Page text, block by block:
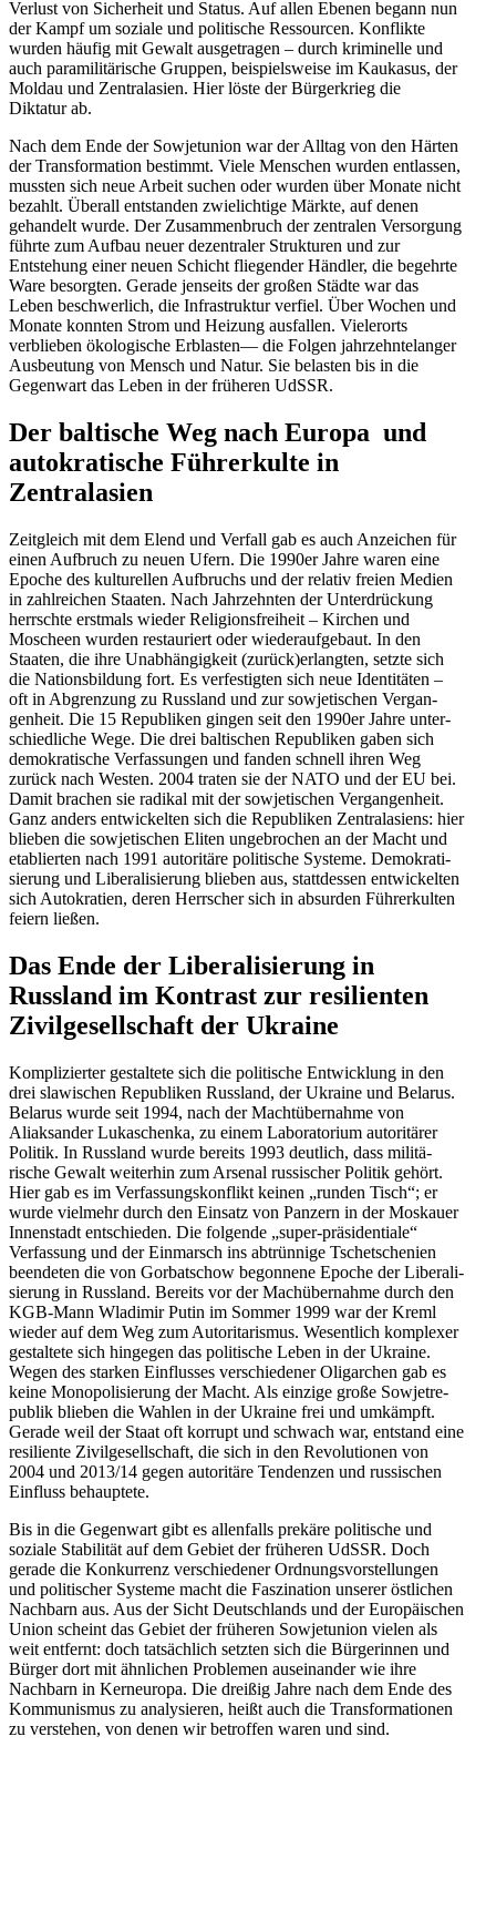
Verlust von Sicherheit und Status. Auf allen Ebenen begann nun
der Kampf um soziale und politische Ressourcen. Konflikte
wurden häufig mit Gewalt ausge­tragen – durch krimi­nelle und
auch parami­li­tä­rische Gruppen, beispiels­weise im Kaukasus, der
Moldau und Zentral­asien. Hier löste der Bürger­krieg die
Diktatur ab.
Nach dem Ende der Sowjet­union war der Alltag von den Härten
der Trans­for­mation bestimmt. Viele Menschen wurden entlassen,
mussten sich neue Arbeit suchen oder wurden über Monate nicht
bezahlt. Überall entstanden zwielichtige Märkte, auf denen
gehandelt wurde. Der Zusam­men­bruch der zentralen Versorgung
führte zum Aufbau neuer dezen­traler Struk­turen und zur
Entstehung einer neuen Schicht fliegender Händler, die begehrte
Ware besorgten. Gerade jenseits der großen Städte war das
Leben beschwerlich, die Infra­struktur verfiel. Über Wochen und
Monate konnten Strom und Heizung ausfallen. Vielerorts
verblieben ökolo­gische Erblasten— die Folgen jahrzehn­te­langer
Ausbeutung von Mensch und Natur. Sie belasten bis in die
Gegenwart das Leben in der früheren UdSSR.
Der baltische Weg nach Europa und
autokra­tische Führer­kulte in
Zentralasien
Zeitgleich mit dem Elend und Verfall gab es auch Anzeichen für
einen Aufbruch zu neuen Ufern. Die 1990er Jahre waren eine
Epoche des kultu­rellen Aufbruchs und der relativ freien Medien
in zahlreichen Staaten. Nach Jahrzehnten der Unter­drü­ckung
herrschte erstmals wieder Religi­ons­freiheit – Kirchen und
Moscheen wurden restau­riert oder wieder­auf­gebaut. In den
Staaten, die ihre Unabhän­gigkeit (zurück)erlangten, setzte sich
die Nations­bildung fort. Es verfes­tigten sich neue Identi­täten –
oft in Abgrenzung zu Russland und zur sowje­ti­schen Vergan­
genheit. Die 15 Republiken gingen seit den 1990er Jahre unter­
schied­liche Wege. Die drei balti­schen Republiken gaben sich
demokra­tische Verfas­sungen und fanden schnell ihren Weg
zurück nach Westen. 2004 traten sie der NATO und der EU bei.
Damit brachen sie radikal mit der sowje­ti­schen Vergan­genheit.
Ganz anders entwi­ckelten sich die Republiken Zentral­asiens: hier
blieben die sowje­ti­schen Eliten ungebrochen an der Macht und
etablierten nach 1991 autoritäre politische Systeme. Demokra­ti­
sierung und Libera­li­sierung blieben aus, statt­dessen entwi­ckelten
sich Autokratien, deren Herrscher sich in absurden Führer­kulten
feiern ließen.
Das Ende der Libera­li­sierung in
Russland im Kontrast zur resili­enten
Zivil­ge­sell­schaft der Ukraine
Kompli­zierter gestaltete sich die politische Entwicklung in den
drei slawi­schen Republiken Russland, der Ukraine und Belarus.
Belarus wurde seit 1994, nach der Macht­über­nahme von
Aliaksander Lukaschenka, zu einem Labora­torium autori­tärer
Politik. In Russland wurde bereits 1993 deutlich, dass militä­
rische Gewalt weiterhin zum Arsenal russi­scher Politik gehört.
Hier gab es im Verfas­sungs­kon­flikt keinen „runden Tisch“; er
wurde vielmehr durch den Einsatz von Panzern in der Moskauer
Innen­stadt entschieden. Die folgende „super-präsi­den­tiale“
Verfassung und der Einmarsch ins abtrünnige Tsche­tschenien
beendeten die von Gorbat­schow begonnene Epoche der Libera­li­
sierung in Russland. Bereits vor der Machüber­nahme durch den
KGB-Mann Wladimir Putin im Sommer 1999 war der Kreml
wieder auf dem Weg zum Autori­ta­rismus. Wesentlich komplexer
gestaltete sich hingegen das politische Leben in der Ukraine.
Wegen des starken Einflusses verschie­dener Oligarchen gab es
keine Monopo­li­sierung der Macht. Als einzige große Sowjet­re­
publik blieben die Wahlen in der Ukraine frei und umkämpft.
Gerade weil der Staat oft korrupt und schwach war, entstand eine
resiliente Zivil­ge­sell­schaft, die sich in den Revolu­tionen von
2004 und 2013/​14 gegen autoritäre Tendenzen und russi­schen
Einfluss behauptete.
Bis in die Gegenwart gibt es allen­falls prekäre politische und
soziale Stabi­lität auf dem Gebiet der früheren UdSSR. Doch
gerade die Konkurrenz verschie­dener Ordnungs­vor­stel­lungen
und politi­scher Systeme macht die Faszi­nation unserer östlichen
Nachbarn aus. Aus der Sicht Deutsch­lands und der Europäi­schen
Union scheint das Gebiet der früheren Sowjet­union vielen als
weit entfernt: doch tatsächlich setzten sich die Bürge­rinnen und
Bürger dort mit ähnlichen Problemen ausein­ander wie ihre
Nachbarn in Kerneuropa. Die dreißig Jahre nach dem Ende des
Kommu­nismus zu analy­sieren, heißt auch die Trans­for­ma­tionen
zu verstehen, von denen wir betroffen waren und sind.